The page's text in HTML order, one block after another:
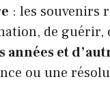
: les souvenirs
de guérir,
et
ou une